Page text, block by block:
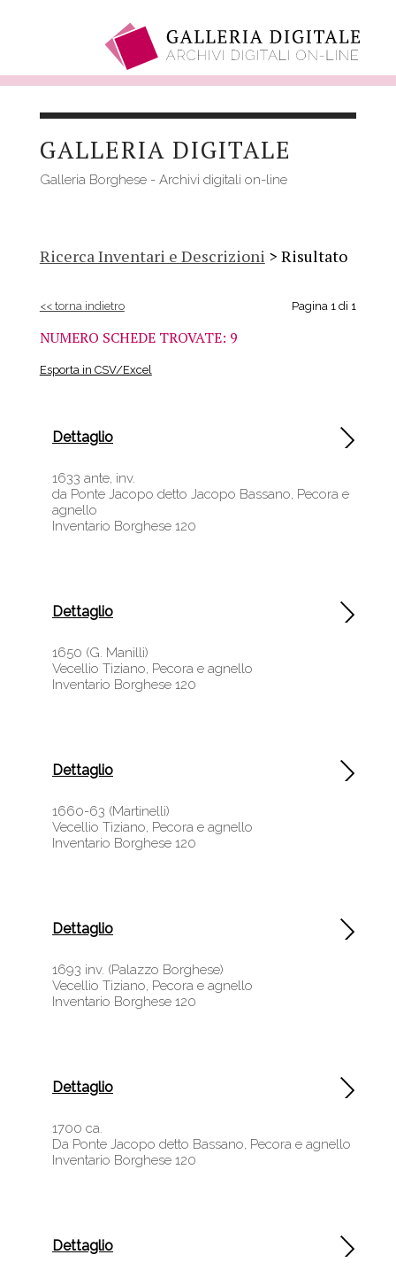
contenutoGALLERIA DIGITALE
Galleria Borghese - Archivi digitali on-line
Ricerca Inventari e Descrizioni > Risultato
<< torna indietro Pagina 1 di 1
NUMERO SCHEDE TROVATE: 9
Esporta in CSV/Excel
Dettaglio
1633 ante, inv.
da Ponte Jacopo detto Jacopo Bassano, Pecora e
agnello
Inventario Borghese 120
Dettaglio
1650 (G. Manilli)
Vecellio Tiziano, Pecora e agnello
Inventario Borghese 120
Dettaglio
1660-63 (Martinelli)
Vecellio Tiziano, Pecora e agnello
Inventario Borghese 120
Dettaglio
1693 inv. (Palazzo Borghese)
Vecellio Tiziano, Pecora e agnello
Inventario Borghese 120
Dettaglio
1700 ca.
Da Ponte Jacopo detto Bassano, Pecora e agnello
Inventario Borghese 120
Dettaglio